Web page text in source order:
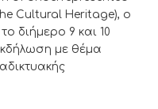
Cultural Heritage), ο
διήμερο 9 και 10
με θέμα